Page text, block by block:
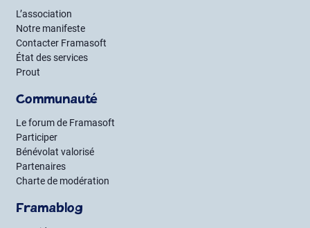
L’association
Notre manifeste
Contacter Framasoft
État des services
Prout
Communauté
Le forum de Framasoft
Participer
Bénévolat valorisé
Partenaires
Charte de modération
Framablog